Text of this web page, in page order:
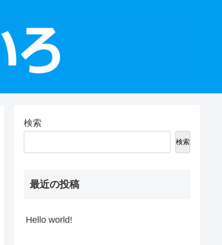
検索
検索
最近の投稿
Hello world!